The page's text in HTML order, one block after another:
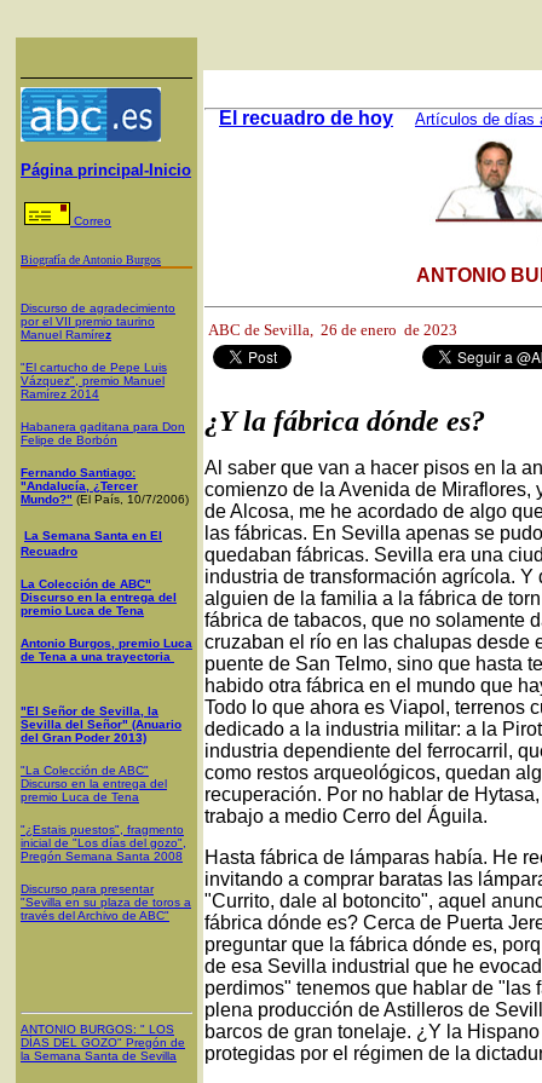
Página principal-Inicio
Correo
Biografía de Antonio Burgos
Discurso de agradecimiento
por el VII premio taurino
Manuel Ramírez
"El cartucho de Pepe Luis
Vázquez", premio Manuel
Ramírez 2014
Habanera gaditana para Don
Felipe de Borbón
Fernando Santiago:
"Andalucía, ¿Tercer
Mundo?" (El País, 10/7/2006)
La Semana Santa en El
Recuadro
La Colección de ABC"
Discurso en la entrega del
premio Luca de Tena
Antonio Burgos, premio Luca
de Tena a una trayectoria
"El Señor de Sevilla, la
Sevilla del Señor" (Anuario
del Gran Poder 2013)
"La Colección de ABC"
Discurso en la entrega del
premio Luca de Tena
"¿Estais puestos", fragmento
inicial de "Los días del gozo",
Pregón Semana Santa 2008
Discurso para presentar
"Sevilla en su plaza de toros a
través del Archivo de ABC"
ANTONIO BURGOS: " LOS
DÍAS DEL GOZO" Pregón de
la Semana Santa de Sevilla
El recuadro de hoy Artículos de días
ANTONIO
ABC de Sevilla, 26 de enero de 2023
¿Y la fábrica dónde es?
Al saber que van a hacer pisos en la
comienzo de la Avenida de
de Alcosa, me he acordado de algo
las fábricas. En Sevilla apenas se
quedaban fábricas. Sevilla era una
industria de transformación agrícola.
alguien de la familia a la fábrica de
fábrica de tabacos, que no solamente
cruzaban el río en las chalupas desde
puente de San Telmo, sino que hasta
habido otra fábrica en el mundo que
Todo lo que ahora es Viapol, terrenos
dedicado a la industria militar: a la
industria dependiente del ferrocarril,
como restos arqueológicos, quedan
recuperación. Por no hablar de
trabajo a medio Cerro del Águila.
Hasta fábrica de lámparas había. He
invitando a comprar baratas las
"Currito, dale al botoncito", aquel
fábrica dónde es? Cerca de Puerta
preguntar que la fábrica dónde es,
de esa Sevilla industrial que he
perdimos" tenemos que hablar de "las
plena producción de Astilleros de
barcos de gran tonelaje. ¿Y la
protegidas por el régimen de la